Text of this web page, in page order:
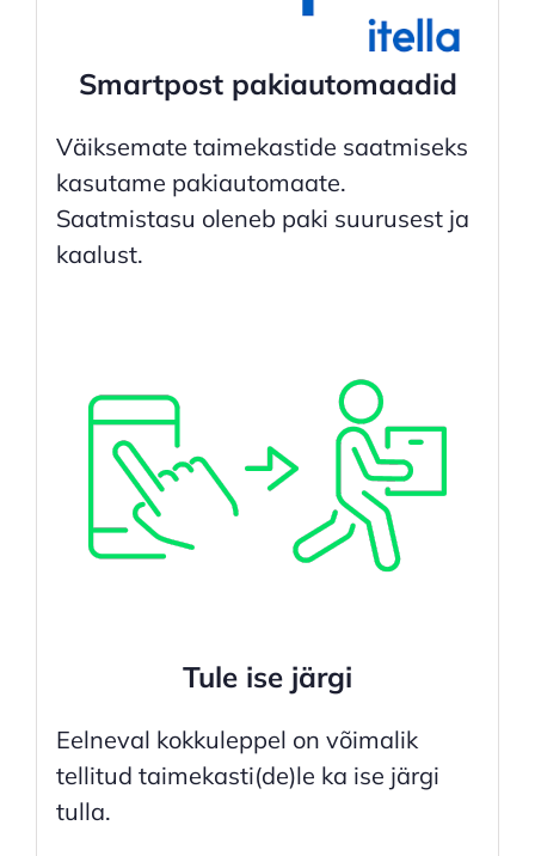
Smartpost pakiautomaadid
Väiksemate taimekastide saatmiseks
kasutame pakiautomaate.
Saatmistasu oleneb paki suurusest ja
kaalust.
Tule ise järgi
Eelneval kokkuleppel on võimalik
tellitud taimekasti(de)le ka ise järgi
tulla.